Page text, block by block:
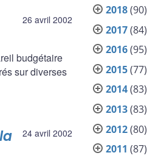
26 avril 2002
budgétaire
sur diverses
24 avril 2002
2018(90)
2017(84)
2016(95)
2015(77)
2014(83)
2013(83)
2012(80)
2011 (87)